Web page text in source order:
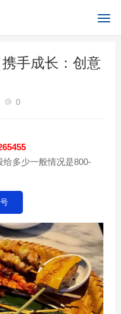
手成长：创意
0
多少一般情况是800-